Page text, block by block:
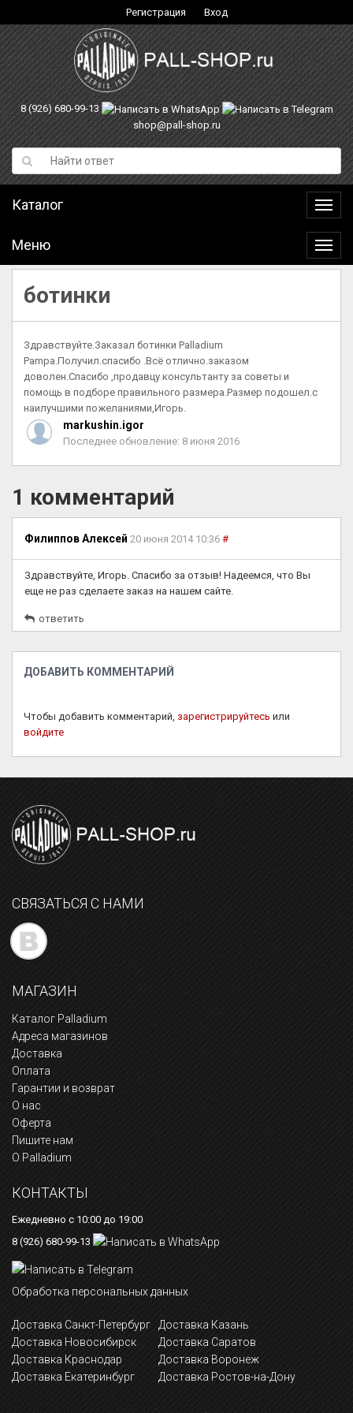
Регистрация Вход
8 (926) 680-99-13
shop@pall-shop.ru
Каталог
Меню
Меню
ботинки
Здравствуйте.Заказал ботинки Palladium
Pampa.Получил.спасибо .Всё отлично.заказом
доволен.Спасибо ,продавцу консультанту за советы и
помощь в подборе правильного размера.Размер подошел.с
наилучшими пожеланиями,Игорь.
markushin.igor
Последнее обновление: 8 июня 2016
1 комментарий
Филиппов Алексей 20 июня 2014 10:36 #
Здравствуйте, Игорь. Спасибо за отзыв! Надеемся, что Вы
еще не раз сделаете заказ на нашем сайте.
ответить
ДОБАВИТЬ КОММЕНТАРИЙ
Чтобы добавить комментарий, зарегистрируйтесь или
войдите
СВЯЗАТЬСЯ С НАМИ
МАГАЗИН
Каталог Palladium
Адреса магазинов
Доставка
Оплата
Гарантии и возврат
О нас
Оферта
Пишите нам
О Palladium
КОНТАКТЫ
Ежедневно с 10:00 до 19:00
8 (926) 680-99-13
Обработка персональных данных
Доставка Санкт-Петербург
Доставка Новосибирск
Доставка Краснодар
Доставка Екатеринбург
Доставка Казань
Доставка Саратов
Доставка Воронеж
Доставка Ростов-на-Дону